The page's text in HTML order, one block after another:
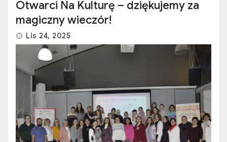
Otwarci Na Kulturę – dziękujemy za
magiczny wieczór!
Lis 24, 2025